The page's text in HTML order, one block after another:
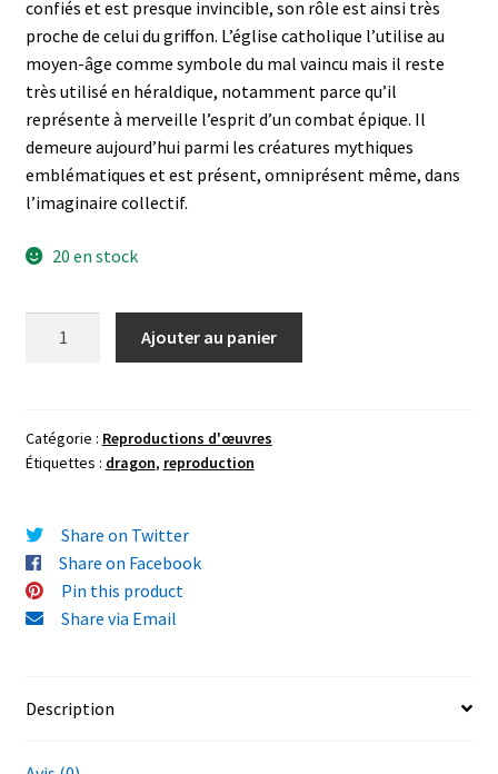
confiés et est presque invincible, son rôle est ainsi très
proche de celui du griffon. L’église catholique l’utilise au
moyen-âge comme symbole du mal vaincu mais il reste
très utilisé en héraldique, notamment parce qu’il
représente à merveille l’esprit d’un combat épique. Il
demeure aujourd’hui parmi les créatures mythiques
emblématiques et est présent, omniprésent même, dans
l’imaginaire collectif.
20 en stock
Volcanique"
42x29,7cm
Ajouter au panier
Catégorie : Reproductions d'œuvres
Étiquettes : dragon, reproduction
Share on Twitter
Share on Facebook
Pin this product
Share via Email
Description